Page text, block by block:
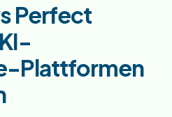
Perfect
Plattformen